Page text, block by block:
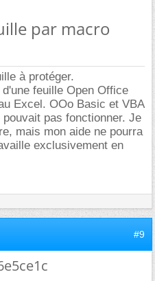
par macro
à protéger.
feuille Open Office
Excel. OOo Basic et VBA
pas fonctionner. Je
mais mon aide ne pourra
exclusivement en
#9